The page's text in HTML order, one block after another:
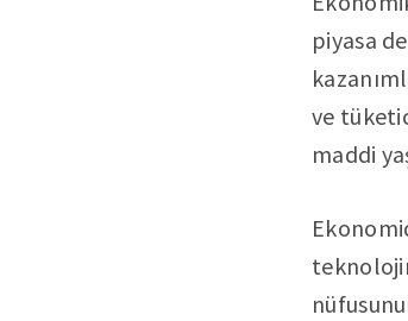
piyasa
ve
maddi